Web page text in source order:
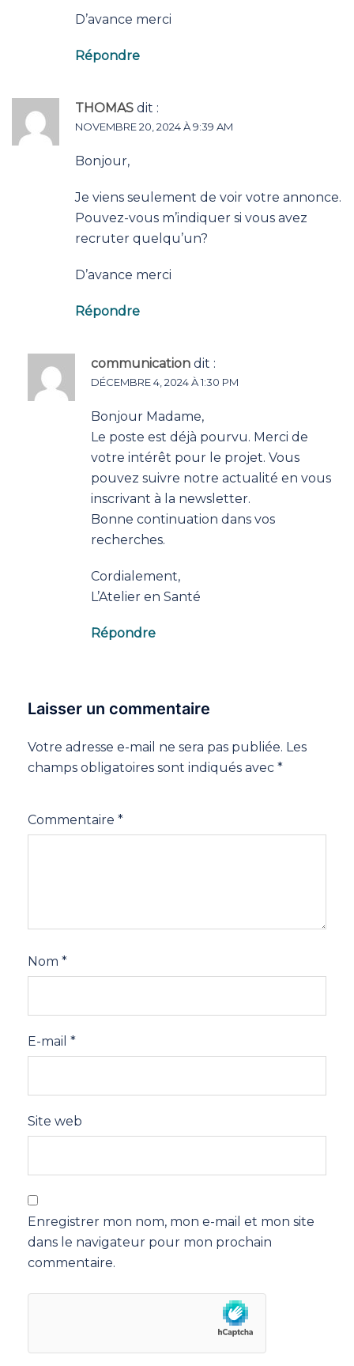
D’avance merci
Répondre
THOMAS dit :
NOVEMBRE 20, 2024 À 9:39 AM
Bonjour,
Je viens seulement de voir votre annonce.
Pouvez-vous m’indiquer si vous avez
recruter quelqu’un?
D’avance merci
Répondre
communication dit :
DÉCEMBRE 4, 2024 À 1:30 PM
Bonjour Madame,
Le poste est déjà pourvu. Merci de
votre intérêt pour le projet. Vous
pouvez suivre notre actualité en vous
inscrivant à la newsletter.
Bonne continuation dans vos
recherches.
Cordialement,
L’Atelier en Santé
Répondre
Laisser un commentaire
Votre adresse e-mail ne sera pas publiée. Les
champs obligatoires sont indiqués avec *
Commentaire *
Nom *
E-mail *
Site web
Enregistrer mon nom, mon e-mail et mon site
dans le navigateur pour mon prochain
commentaire.